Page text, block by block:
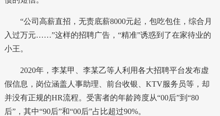
“公司高薪直招，无责底薪8000元起，包吃包住，综合月
入过万元……”这样的招聘广告，“精准”诱惑到了在家待业的
小王。
2020年，李某甲、李某乙等人利用各大招聘平台发布虚
假信息，岗位涵盖人事助理、前台收银、KTV服务员等，却
并没有正规的HR流程。受害者的年龄跨度从“00后”到“80
后”，其中“90后”和“00后”占比超过90%。